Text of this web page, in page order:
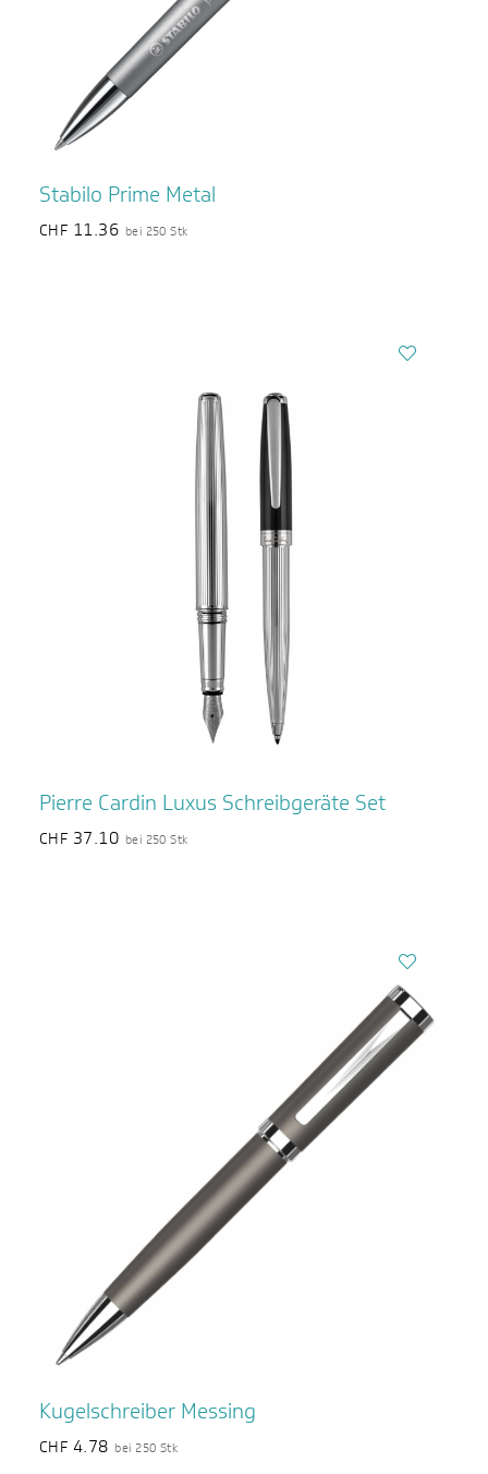
Stabilo Prime Metal
CHF 11.36 bei 250 Stk
Pierre Cardin Luxus Schreibgeräte Set
CHF 37.10 bei 250 Stk
Kugelschreiber Messing
CHF 4.78 bei 250 Stk